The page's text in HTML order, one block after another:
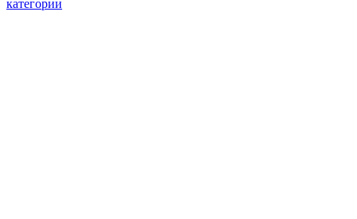
категории